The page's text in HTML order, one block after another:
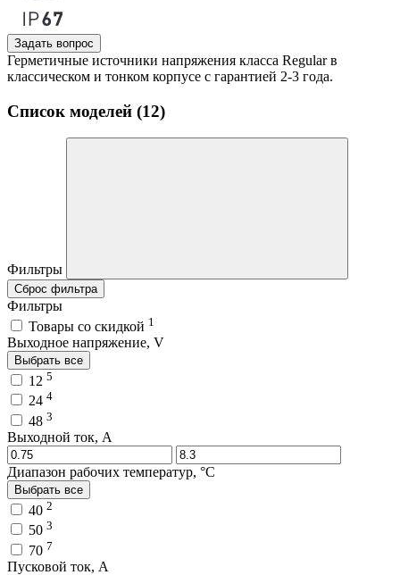
Задать вопрос
Герметичные источники напряжения класса Regular в
классическом и тонком корпусе с гарантией 2-3 года.
Список моделей (12)
Фильтры
Сброс фильтра
Фильтры
Товары со скидкой 1
Выходное напряжение, V
Выбрать все
12 5
24 4
48 3
Выходной ток, A
Диапазон рабочих температур, °C
Выбрать все
40 2
50 3
70 7
Пусковой ток, A